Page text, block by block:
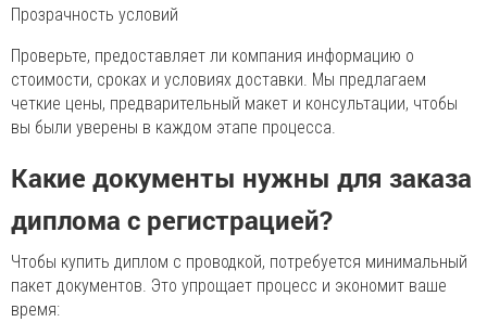
Прозрачность условий
Проверьте, предоставляет ли компания информацию о
стоимости, сроках и условиях доставки. Мы предлагаем
четкие цены, предварительный макет и консультации, чтобы
вы были уверены в каждом этапе процесса.
Какие документы нужны для заказа
диплома с регистрацией?
Чтобы купить диплом с проводкой, потребуется минимальный
пакет документов. Это упрощает процесс и экономит ваше
время: